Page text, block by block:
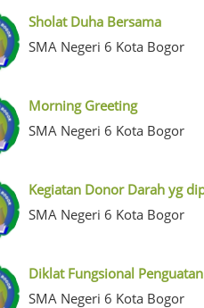
Sholat Duha Bersama
SMA Negeri 6 Kota Bogor
Morning Greeting
SMA Negeri 6 Kota Bogor
Kegiatan Donor Darah yg
SMA Negeri 6 Kota Bogor
Diklat Fungsional
SMA Negeri 6 Kota Bogor